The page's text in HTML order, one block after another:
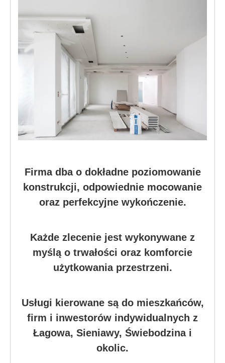
Firma dba o dokładne poziomowanie
konstrukcji, odpowiednie mocowanie
oraz perfekcyjne wykończenie.
Każde zlecenie jest wykonywane z
myślą o trwałości oraz komforcie
użytkowania przestrzeni.
Usługi kierowane są do mieszkańców,
firm i inwestorów indywidualnych z
Łagowa, Sieniawy, Świebodzina i
okolic.